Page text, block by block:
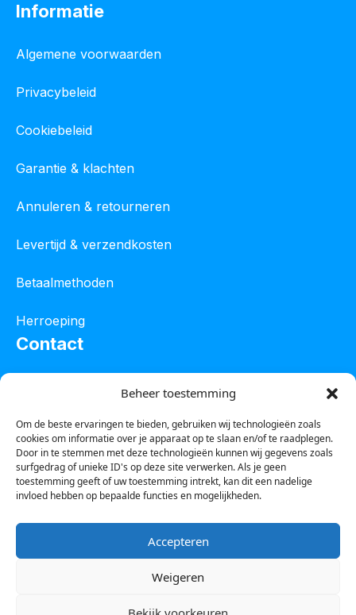
Beheer toestemming
Om de beste ervaringen te bieden, gebruiken wij technologieën zoals
cookies om informatie over je apparaat op te slaan en/of te raadplegen.
Door in te stemmen met deze technologieën kunnen wij gegevens zoals
surfgedrag of unieke ID's op deze site verwerken. Als je geen
toestemming geeft of uw toestemming intrekt, kan dit een nadelige
invloed hebben op bepaalde functies en mogelijkheden.
Accepteren
Weigeren
Informatie
Algemene voorwaarden
Privacybeleid
Cookiebeleid
Garantie & klachten
Annuleren & retourneren
Levertijd & verzendkosten
Betaalmethoden
Herroeping
Contact
Tel :0850601800
Whatsapp : 0623388306
KvK leeuwarden : 61835943
BTW nr : NL001450418B86